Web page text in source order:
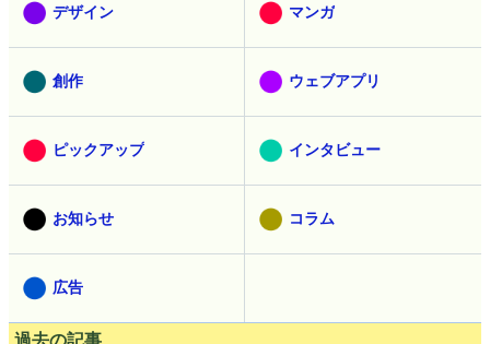
デザイン マンガ
創作 ウェブアプリ
ピックアップ インタビュー
お知らせ コラム
広告
過去の記事